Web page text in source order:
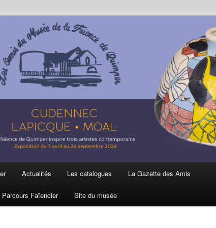
et de la Faïence de Quimper
Actualités Les catalogues La Gazette des Amis
Parcours Faïencier Site du musée